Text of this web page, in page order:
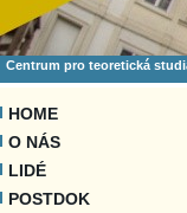
Centrum pro teoretická
HOME
O NÁS
LIDÉ
POSTDOK